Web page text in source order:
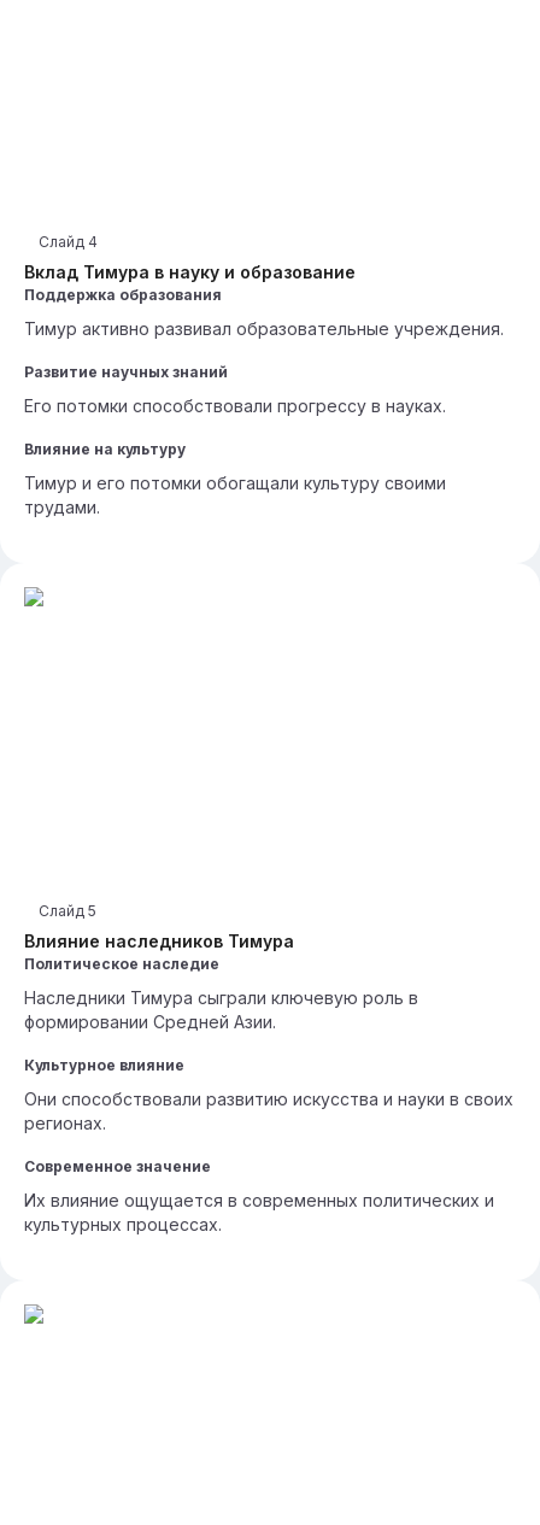
Вклад Тимура в науку и образование
Слайд 4
Поддержка образования
Тимур активно развивал образовательные учреждения.
Развитие научных знаний
Его потомки способствовали прогрессу в науках.
Влияние на культуру
Тимур и его потомки обогащали культуру своими
трудами.
Влияние наследников Тимура
Слайд 5
Политическое наследие
Наследники Тимура сыграли ключевую роль в
формировании Средней Азии.
Культурное влияние
Они способствовали развитию искусства и науки в своих
регионах.
Современное значение
Их влияние ощущается в современных политических и
культурных процессах.